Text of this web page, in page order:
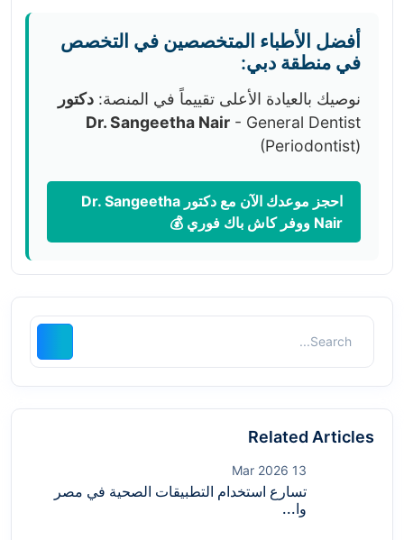
أفضل الأطباء المتخصصين في التخصص
في منطقة دبي:
نوصيك بالعيادة الأعلى تقييماً في المنصة: دكتور
Dr. Sangeetha Nair - General Dentist
(Periodontist)
احجز موعدك الآن مع دكتور Dr. Sangeetha
Nair ووفر كاش باك فوري 💰
Related Articles
13 Mar 2026
تسارع استخدام التطبيقات الصحية في مصر
وا...